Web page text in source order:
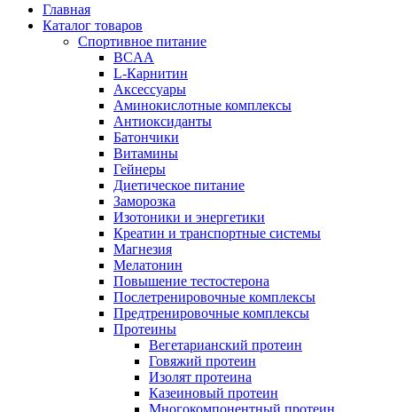
Главная
Каталог товаров
Спортивное питание
BCAA
L-Карнитин
Аксессуары
Аминокислотные комплексы
Антиоксиданты
Батончики
Витамины
Гейнеры
Диетическое питание
Заморозка
Изотоники и энергетики
Креатин и транспортные системы
Магнезия
Мелатонин
Повышение тестостерона
Послетренировочные комплексы
Предтренировочные комплексы
Протеины
Вегетарианский протеин
Говяжий протеин
Изолят протеина
Казеиновый протеин
Многокомпонентный протеин